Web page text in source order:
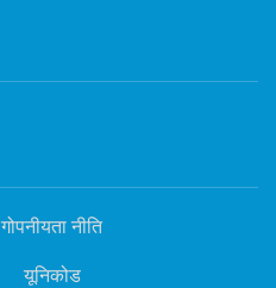
गोपनीयता नीति
यूनिकोड